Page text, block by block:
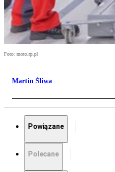
Foto: moto.rp.pl
Martin Śliwa
Powiązane
Polecane